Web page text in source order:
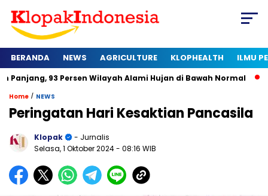
BERANDA NEWS AGRICULTURE KLOPHEALTH ILMU
Persen Wilayah Alami Hujan di Bawah Normal Kapan
Home / NEWS
Peringatan Hari Kesaktian Pancasila
Klopak
- Jurnalis
Selasa, 1 Oktober 2024- 08:16 WIB